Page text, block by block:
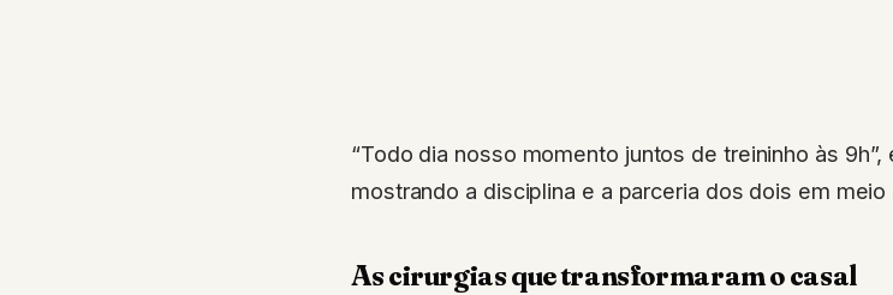
“Todo dia nosso momento juntos de treininho às
mostrando a disciplina e a parceria dos dois em
As cirurgias que transformaram o casal